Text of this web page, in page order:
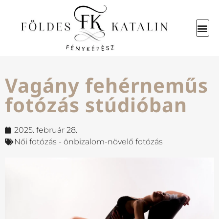
Vagány fehérneműs
fotózás stúdióban
2025. február 28.
Női fotózás - önbizalom-növelő fotózás